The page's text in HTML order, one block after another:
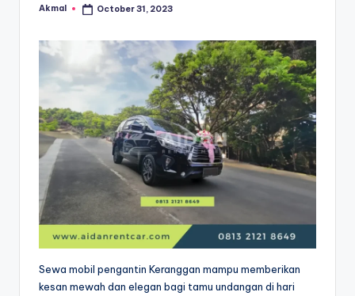
Posted
Akmal October 31, 2023
Sewa mobil pengantin Keranggan mampu memberikan
kesan mewah dan elegan bagi tamu undangan di hari